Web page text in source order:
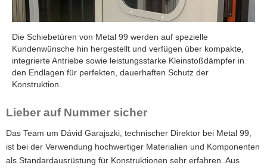
Die Schiebetüren von Metal 99 werden auf spezielle
Kundenwünsche hin hergestellt und verfügen über kompakte,
integrierte Antriebe sowie leistungsstarke Kleinstoßdämpfer in
den Endlagen für perfekten, dauerhaften Schutz der
Konstruktion.
Lieber auf Nummer sicher
Das Team um Dávid Garajszki, technischer Direktor bei Metal 99,
ist bei der Verwendung hochwertiger Materialien und Komponenten
als Standardausrüstung für Konstruktionen sehr erfahren. Aus